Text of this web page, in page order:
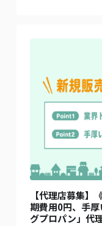
【代理店募集】
期費用0円、手
グプロパン」代